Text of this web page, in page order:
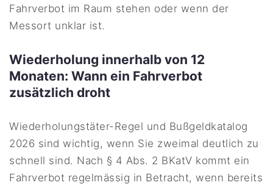
Fahrverbot im Raum stehen oder wenn der
Messort unklar ist.
Wiederholung innerhalb von 12
Monaten: Wann ein Fahrverbot
zusätzlich droht
Wiederholungstäter-Regel und Bußgeldkatalog
2026 sind wichtig, wenn Sie zweimal deutlich zu
schnell sind. Nach § 4 Abs. 2 BKatV kommt ein
Fahrverbot regelmässig in Betracht, wenn bereits